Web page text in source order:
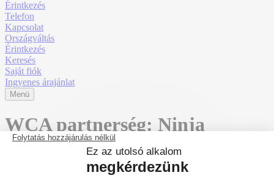
Érintkezés
Telefon
Kapcsolat
Országváltás
Érintkezés
Keresés
Saját fiók
Ingyenes árajánlat
Menü
WCA partnerség: Ninja
Outdoor sporteszközök